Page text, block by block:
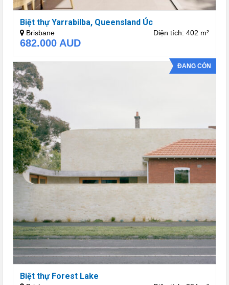
Biệt thự Yarrabilba, Queensland Úc
Brisbane Diện tích: 402 m²
682.000 AUD
ĐANG CÒN
Biệt thự Forest Lake